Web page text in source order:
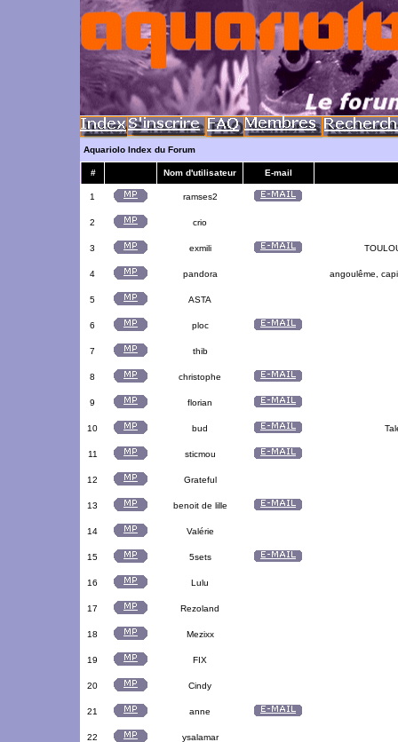
Aquariolo Index du Forum
# Nom d'utilisateur E-mail
1 ramses2
2 crio
3 exmili
4 pandora angoulême,
5 ASTA
6 ploc
7 thib
8 christophe
9 florian
10 bud
11 sticmou
12 Grateful
13 benoit de lille
14 Valérie
15 5sets
16 Lulu
17 Rezoland
18 Mezixx
19 FIX
20 Cindy
21 anne
22 ysalamar